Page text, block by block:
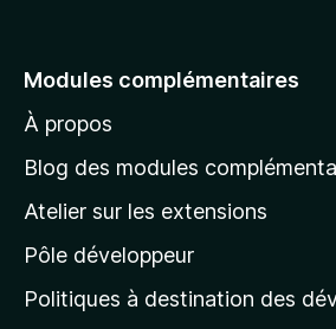
e
à
l
p
a
g
Modules complémentaires
À propos
Blog des modules
Atelier sur les extensions
Pôle développeur
Politiques à destination des